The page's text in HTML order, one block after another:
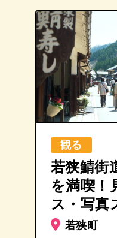
観る
若狭鯖街
を満喫！
ス・写真
若狭町